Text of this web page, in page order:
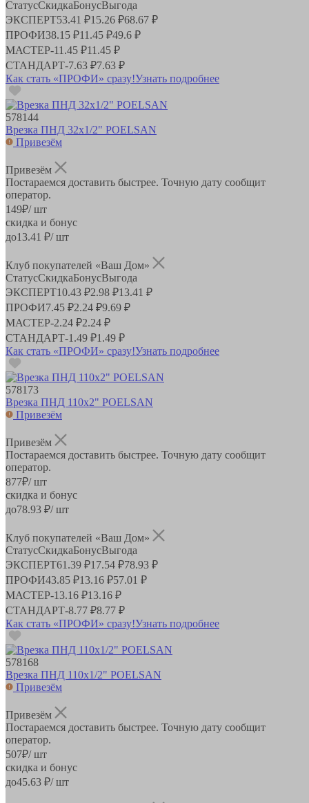
СтатусСкидкаБонусВыгода
ЭКСПЕРТ53.41 ₽15.26 ₽68.67 ₽
ПРОФИ38.15 ₽11.45 ₽49.6 ₽
МАСТЕР-11.45 ₽11.45 ₽
СТАНДАРТ-7.63 ₽7.63 ₽
Как стать «ПРОФИ» сразу!Узнать подробнее
578144
Врезка ПНД 32х1/2" POELSAN
Привезём
Привезём
Постараемся доставить быстрее. Точную дату сообщит
оператор.
149₽/ шт
скидка и бонус
до13.41 ₽/ шт
Клуб покупателей «Ваш Дом»
СтатусСкидкаБонусВыгода
ЭКСПЕРТ10.43 ₽2.98 ₽13.41 ₽
ПРОФИ7.45 ₽2.24 ₽9.69 ₽
МАСТЕР-2.24 ₽2.24 ₽
СТАНДАРТ-1.49 ₽1.49 ₽
Как стать «ПРОФИ» сразу!Узнать подробнее
578173
Врезка ПНД 110х2" POELSAN
Привезём
Привезём
Постараемся доставить быстрее. Точную дату сообщит
оператор.
877₽/ шт
скидка и бонус
до78.93 ₽/ шт
Клуб покупателей «Ваш Дом»
СтатусСкидкаБонусВыгода
ЭКСПЕРТ61.39 ₽17.54 ₽78.93 ₽
ПРОФИ43.85 ₽13.16 ₽57.01 ₽
МАСТЕР-13.16 ₽13.16 ₽
СТАНДАРТ-8.77 ₽8.77 ₽
Как стать «ПРОФИ» сразу!Узнать подробнее
578168
Врезка ПНД 110х1/2" POELSAN
Привезём
Привезём
Постараемся доставить быстрее. Точную дату сообщит
оператор.
507₽/ шт
скидка и бонус
до45.63 ₽/ шт